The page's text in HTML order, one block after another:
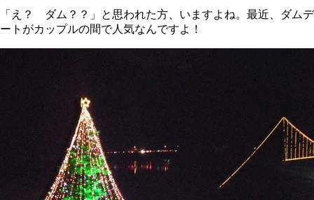
「え？ ダム？？」と思われた方、いますよね。最近、ダムデ
ートがカップルの間で人気なんですよ！